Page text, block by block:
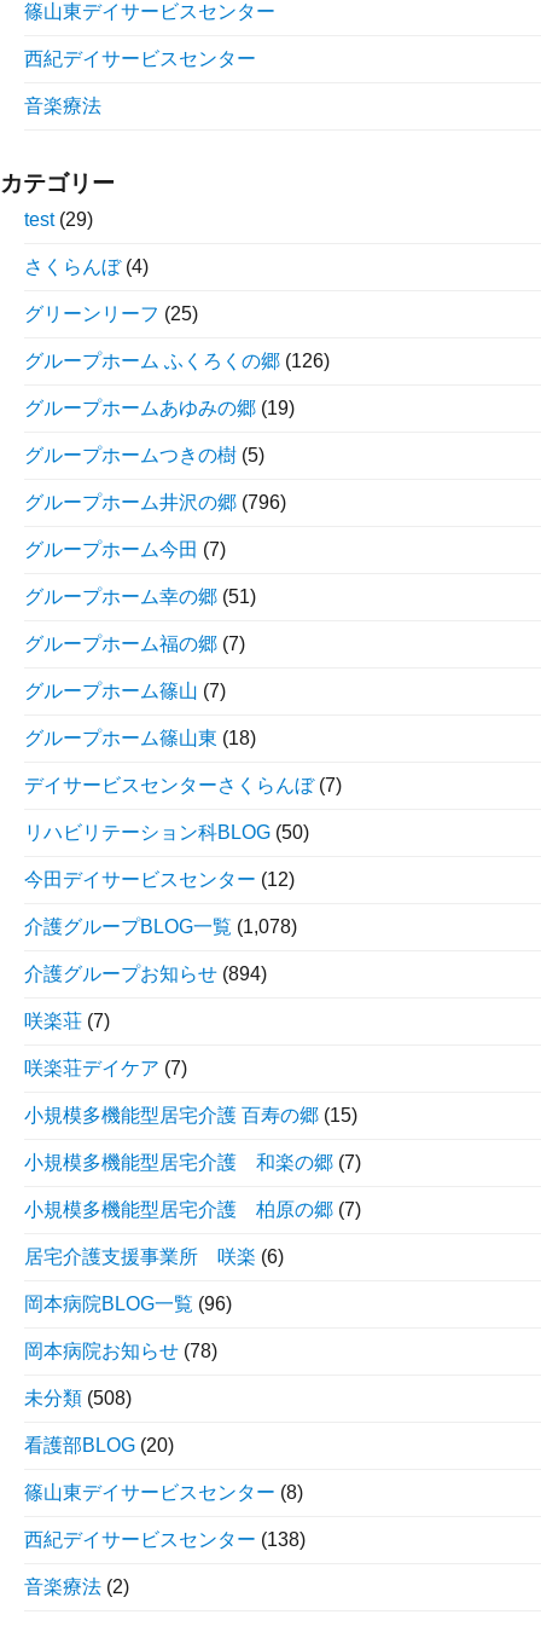
篠山東デイサービスセンター
西紀デイサービスセンター
音楽療法
カテゴリー
test(29)
さくらんぼ(4)
グリーンリーフ (25)
グループホーム ふくろくの郷 (126)
グループホームあゆみの郷 (19)
グループホームつきの樹 (5)
グループホーム井沢の郷 (796)
グループホーム今田 (7)
グループホーム幸の郷 (51)
グループホーム福の郷 (7)
グループホーム篠山 (7)
グループホーム篠山東 (18)
デイサービスセンターさくらんぼ(7)
リハビリテーション科BLOG (50)
今田デイサービスセンター (12)
介護グループBLOG一覧 (1,078)
介護グループお知らせ (894)
咲楽荘 (7)
咲楽荘デイケア (7)
小規模多機能型居宅介護 百寿の郷 (15)
小規模多機能型居宅介護 和楽の郷 (7)
小規模多機能型居宅介護 柏原の郷 (7)
居宅介護支援事業所 咲楽 (6)
岡本病院BLOG一覧 (96)
岡本病院お知らせ (78)
未分類 (508)
看護部BLOG (20)
篠山東デイサービスセンター (8)
西紀デイサービスセンター (138)
音楽療法 (2)